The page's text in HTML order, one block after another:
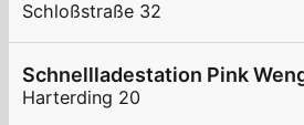
Schloßstraße 32
Schnellladestation Pink
Harterding 20